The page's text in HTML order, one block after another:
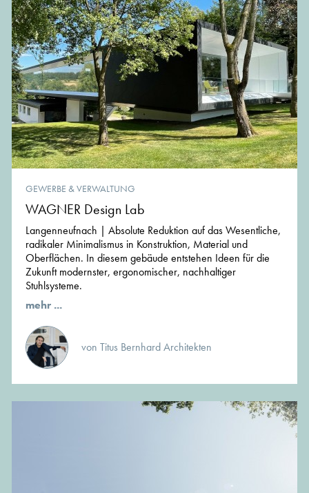
GEWERBE & VERWALTUNG
WAGNER Design Lab
Langenneufnach | Absolute Reduktion auf das Wesentliche,
radikaler Minimalismus in Konstruktion, Material und
Oberflächen. In diesem gebäude entstehen Ideen für die
Zukunft modernster, ergonomischer, nachhaltiger
Stuhlsysteme.
mehr ...
von Titus Bernhard Architekten